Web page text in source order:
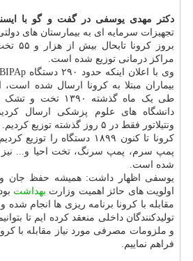
دکتر مهدی یوسفی در گفت و گو با
تجهیزات سرمایه ای به بیمارستان های
مراکز درمانی توزیع شده است.
بیماران مبتلا به کرونا ارسال شده
طی یک ماه گذشته
ونتیلاتور فقط در ۵ روز گذشته
کرونا تا کنون ۱۸۹۹ دستگاه را
پمپ سرم، پمپ سرنگ، تخت احیا و... نیز
شده است.
یوسفی اظهار داشت: همیشه حفظ جان و
اولویت های حائز اهمیت وزارت بهداشت
مقابله با کرونا برنامه ریزی ها انجام شده
تولیدکنندگان داخلی منعقد کرده ایم تا
و ملزومات مصرفی مورد نیاز مقابله با
فراهم نماییم.